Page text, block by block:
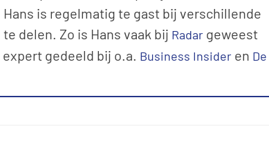
is regelmatig te gast bij verschillende
delen. Zo is Hans vaak bij Radar geweest
gedeeld bij o.a. Business Insider en De